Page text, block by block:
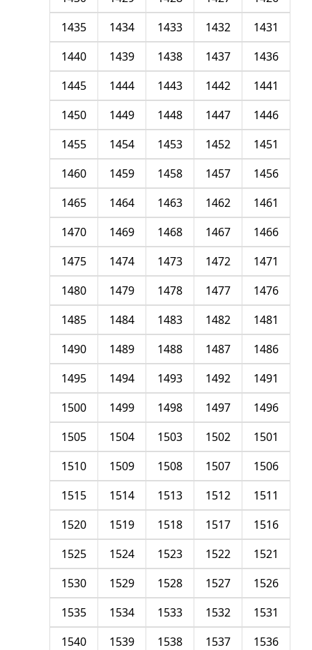
1431
1432
1433
1434
1435
1436
1437
1438
1439
1440
1441
1442
1443
1444
1445
1446
1447
1448
1449
1450
1451
1452
1453
1454
1455
1456
1457
1458
1459
1460
1461
1462
1463
1464
1465
1466
1467
1468
1469
1470
1471
1472
1473
1474
1475
1476
1477
1478
1479
1480
1481
1482
1483
1484
1485
1486
1487
1488
1489
1490
1491
1492
1493
1494
1495
1496
1497
1498
1499
1500
1501
1502
1503
1504
1505
1506
1507
1508
1509
1510
1511
1512
1513
1514
1515
1516
1517
1518
1519
1520
1521
1522
1523
1524
1525
1526
1527
1528
1529
1530
1531
1532
1533
1534
1535
1536
1537
1538
1539
1540